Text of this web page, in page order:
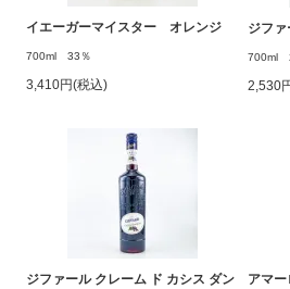
イエーガーマイスター オレンジ
700ml 33％
3,410円(税込)
ジファ
2,530
ジファール クレーム ド カシス ダン
アマ